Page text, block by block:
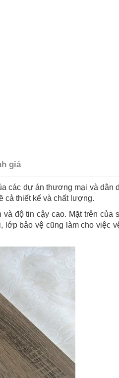
giá
các dự án thương mại và dân
cả thiết kế và chất lượng.
độ tin cậy cao. Mặt trên của
bảo vệ cũng làm cho việc